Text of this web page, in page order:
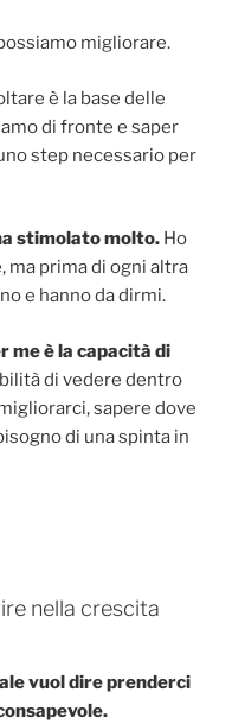
migliorare.
è la base delle
di fronte e saper
step necessario per
stimolato molto. Ho
ma prima di ogni altra
e hanno da dirmi.
me è la capacità di
di vedere dentro
sapere dove
di una spinta in
nella crescita
vuol dire prenderci